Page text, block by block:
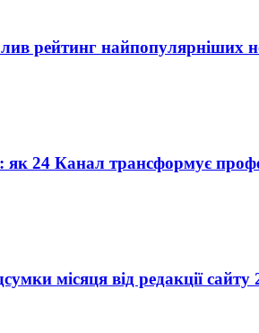
рейтинг найпопулярніших
24 Канал трансформує
місяця від редакції